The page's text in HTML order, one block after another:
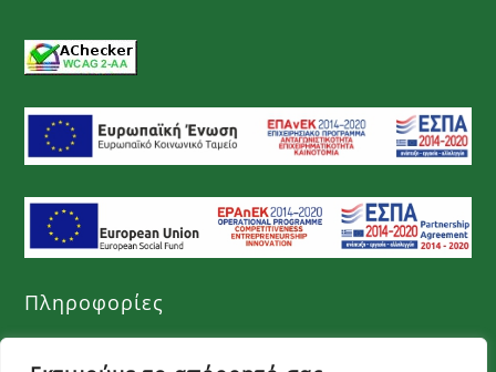
Πληροφορίες